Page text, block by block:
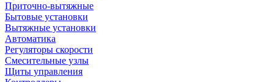
Приточно-вытяжные
Бытовые установки
Вытяжные установки
Автоматика
Регуляторы скорости
Смесительные узлы
Щиты управления